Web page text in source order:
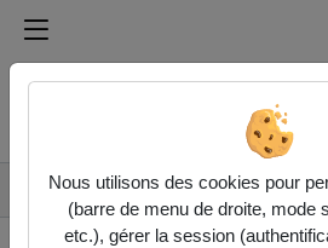
Médiathèque de
Rechercher un média sur
Accueil
Contactez nous
Nous utilisons des cookies pour
(barre de menu de droite, mode
etc.), gérer la session